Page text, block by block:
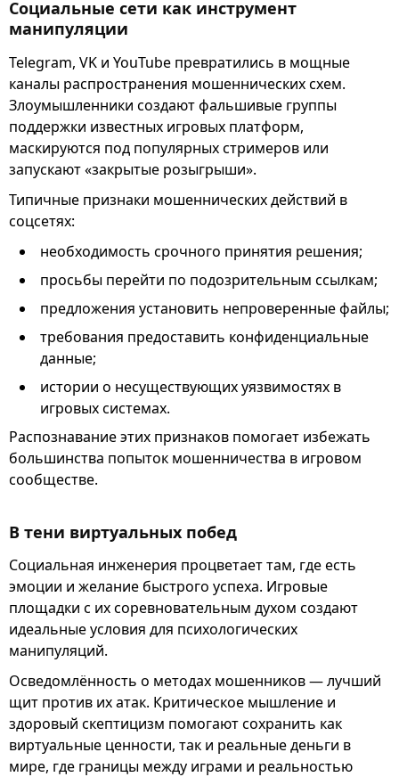
Социальные сети как инструмент
манипуляции
Telegram, VK и YouTube превратились в мощные
каналы распространения мошеннических схем.
Злоумышленники создают фальшивые группы
поддержки известных игровых платформ,
маскируются под популярных стримеров или
запускают «закрытые розыгрыши».
Типичные признаки мошеннических действий в
соцсетях:
необходимость срочного принятия решения;
просьбы перейти по подозрительным ссылкам;
предложения установить непроверенные файлы;
требования предоставить конфиденциальные
данные;
истории о несуществующих уязвимостях в
игровых системах.
Распознавание этих признаков помогает избежать
большинства попыток мошенничества в игровом
сообществе.
В тени виртуальных побед
Социальная инженерия процветает там, где есть
эмоции и желание быстрого успеха. Игровые
площадки с их соревновательным духом создают
идеальные условия для психологических
манипуляций.
Осведомлённость о методах мошенников — лучший
щит против их атак. Критическое мышление и
здоровый скептицизм помогают сохранить как
виртуальные ценности, так и реальные деньги в
мире, где границы между играми и реальностью